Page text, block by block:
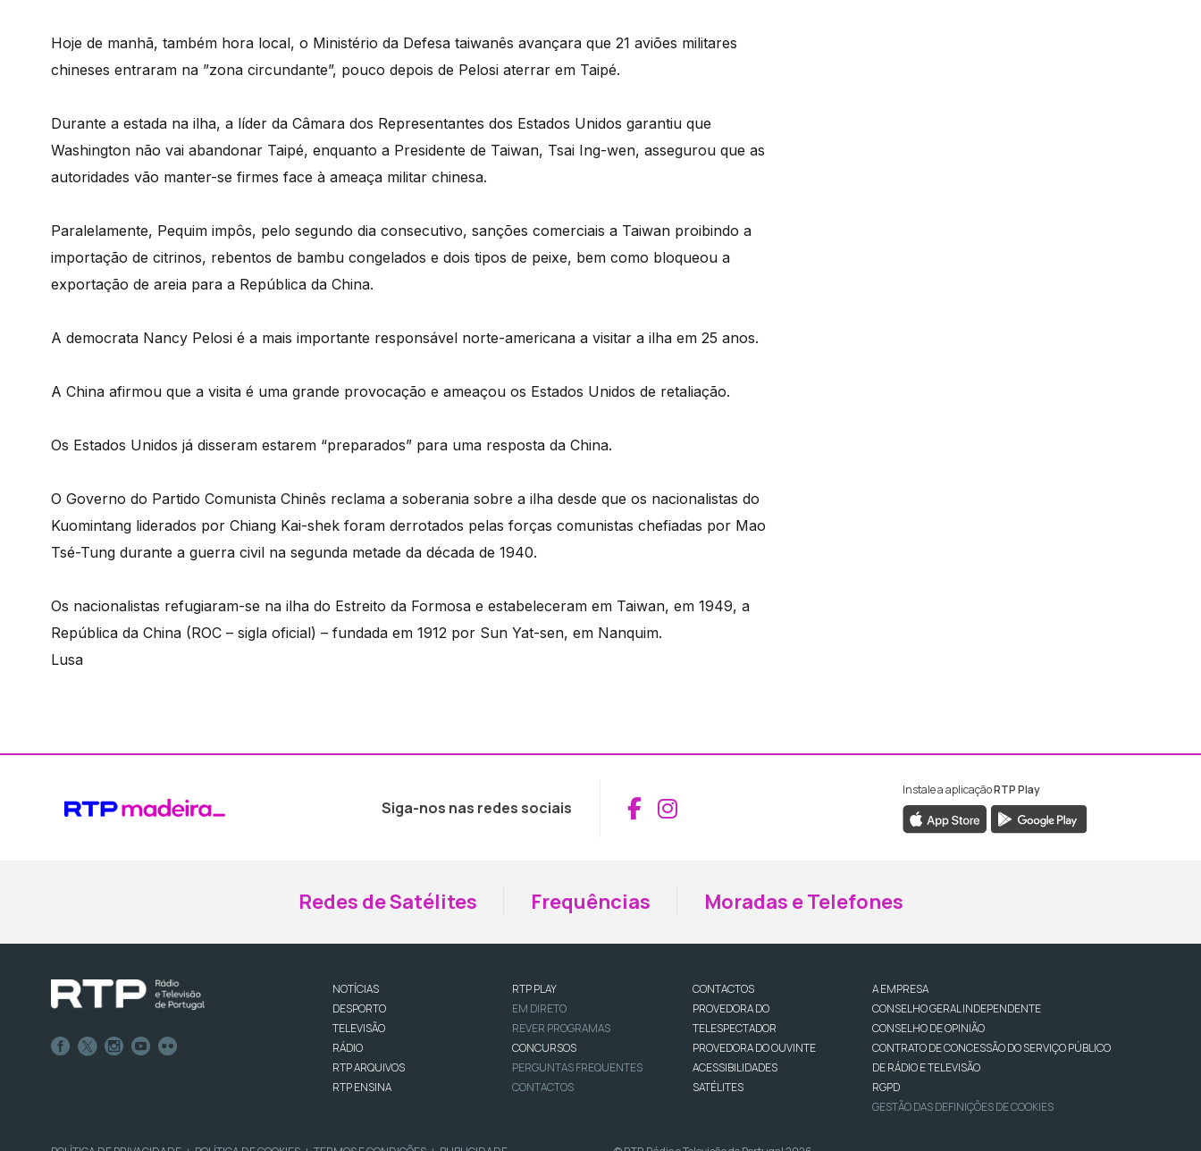
Hoje de manhã, também hora local, o Ministério da Defesa taiwanês avançara que 21 aviões militares
chineses entraram na ”zona circundante”, pouco depois de Pelosi aterrar em Taipé.
Durante a estada na ilha, a líder da Câmara dos Representantes dos Estados Unidos garantiu que
Washington não vai abandonar Taipé, enquanto a Presidente de Taiwan, Tsai Ing-wen, assegurou que as
autoridades vão manter-se firmes face à ameaça militar chinesa.
Paralelamente, Pequim impôs, pelo segundo dia consecutivo, sanções comerciais a Taiwan proibindo a
importação de citrinos, rebentos de bambu congelados e dois tipos de peixe, bem como bloqueou a
exportação de areia para a República da China.
A democrata Nancy Pelosi é a mais importante responsável norte-americana a visitar a ilha em 25 anos.
A China afirmou que a visita é uma grande provocação e ameaçou os Estados Unidos de retaliação.
Os Estados Unidos já disseram estarem “preparados” para uma resposta da China.
O Governo do Partido Comunista Chinês reclama a soberania sobre a ilha desde que os nacionalistas do
Kuomintang liderados por Chiang Kai-shek foram derrotados pelas forças comunistas chefiadas por Mao
Tsé-Tung durante a guerra civil na segunda metade da década de 1940.
Os nacionalistas refugiaram-se na ilha do Estreito da Formosa e estabeleceram em Taiwan, em 1949, a
República da China (ROC – sigla oficial) – fundada em 1912 por Sun Yat-sen, em Nanquim.
Lusa
Siga-nos nas redes sociais Aceder ao Facebook da RTP Madeira
Aceder ao Instagram da RTP Madeira
Instale a aplicaçãoRTP Play
Redes de Satélites Frequências Moradas e Telefones
NOTÍCIAS
DESPORTO
TELEVISÃO
RÁDIO
RTP ARQUIVOS
RTP ENSINA
RTP PLAY
EM DIRETO
REVER PROGRAMAS
CONCURSOS
PERGUNTAS FREQUENTES
CONTACTOS
CONTACTOS
PROVEDORA DO
TELESPECTADOR
PROVEDORA DO OUVINTE
ACESSIBILIDADES
SATÉLITES
A EMPRESA
CONSELHO GERAL INDEPENDENTE
CONSELHO DE OPINIÃO
CONTRATO DE CONCESSÃO DO SERVIÇO PÚBLICO
DE RÁDIO E TELEVISÃO
RGPD
GESTÃO DAS DEFINIÇÕES DE COOKIES